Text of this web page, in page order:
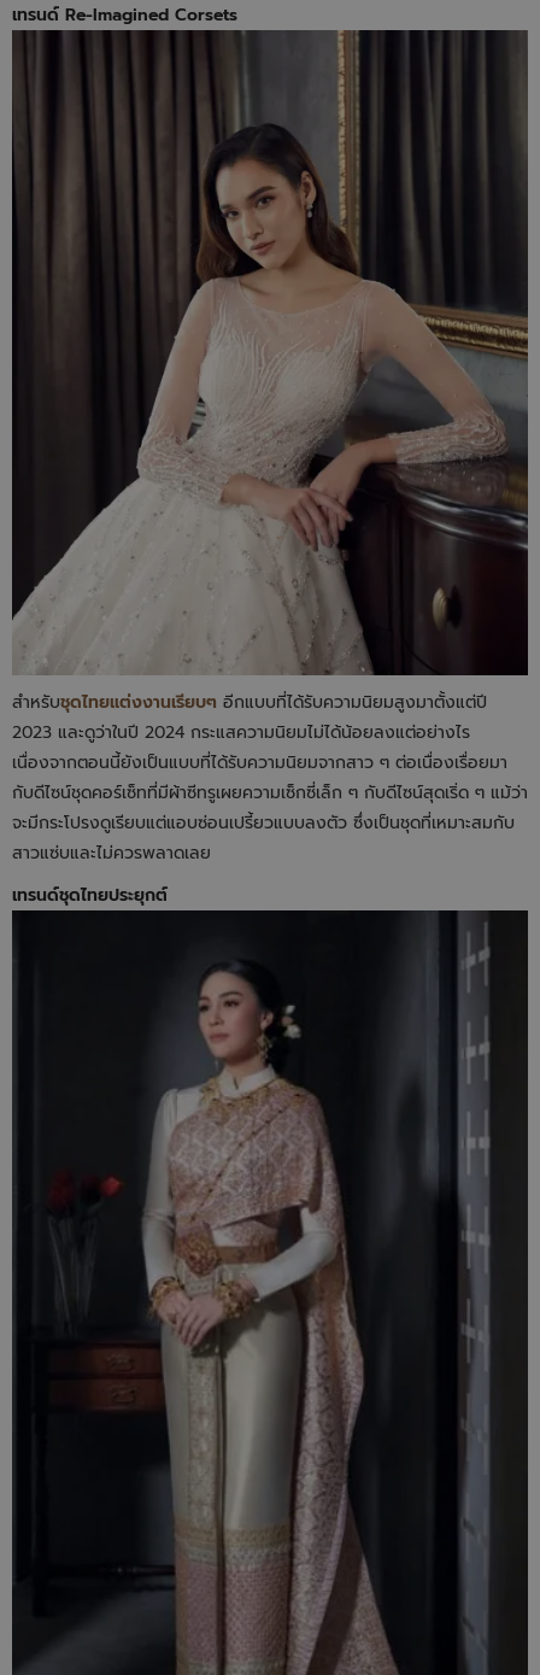
เทรนด์ Re-Imagined Corsets
สำหรับชุดไทยแต่งงานเรียบๆ อีกแบบที่ได้รับความนิยมสูงมาตั้งแต่ปี
2023 และดูว่าในปี 2024 กระแสความนิยมไม่ได้น้อยลงแต่อย่างไร
เนื่องจากตอนนี้ยังเป็นแบบที่ได้รับความนิยมจากสาว ๆ ต่อเนื่องเรื่อยมา
กับดีไซน์ชุดคอร์เซ็ทที่มีผ้าซีทรูเผยความเซ็กซี่เล็ก ๆ กับดีไซน์สุดเริ่ด ๆ แม้ว่า
จะมีกระโปรงดูเรียบแต่แอบซ่อนเปรี้ยวแบบลงตัว ซึ่งเป็นชุดที่เหมาะสมกับ
สาวแซ่บและไม่ควรพลาดเลย
เทรนด์ชุดไทยประยุกต์